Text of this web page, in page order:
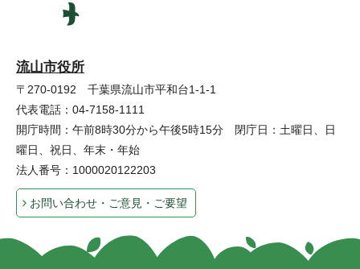
流山市役所
〒270-0192 千葉県流山市平和台1-1-1
代表電話：04-7158-1111
開庁時間：午前8時30分から午後5時15分 閉庁日：土曜日、日
曜日、祝日、年末・年始
法人番号：1000020122203
お問い合わせ・ご意見・ご要望